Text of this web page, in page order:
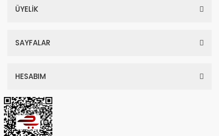
ÜYELİK
SAYFALAR
HESABIM